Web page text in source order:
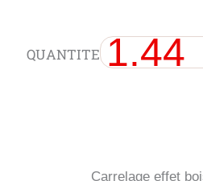
QUANTITE
quantité
de
120x120
Carrelage effet